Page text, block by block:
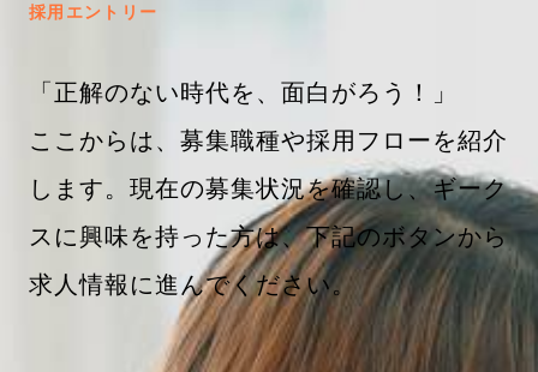
採用エントリー
「正解のない時代を、面白がろう！」
ここからは、募集職種や採用フローを紹介
します。現在の募集状況を確認し、ギーク
スに興味を持った方は、下記のボタンから
求人情報に進んでください。